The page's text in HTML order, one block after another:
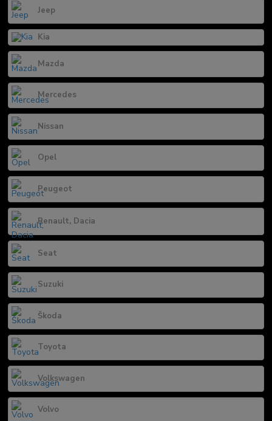
Jeep
Kia
Mazda
Mercedes
Nissan
Opel
Peugeot
Renault, Dacia
Seat
Suzuki
Škoda
Toyota
Volkswagen
Volvo